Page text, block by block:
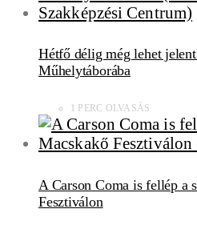
Hétfő délig még lehet
Műhelytáborába
1 PERC OLVASÁS
A Carson Coma is fellép a
Fesztiválon